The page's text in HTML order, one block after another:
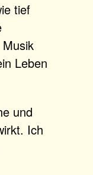
tief
Leben
und
Ich